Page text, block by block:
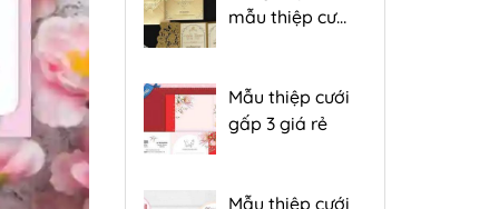
mẫu thiệp cưới
Mẫu thiệp cưới
gấp 3 giá rẻ
Mẫu thiệp cưới